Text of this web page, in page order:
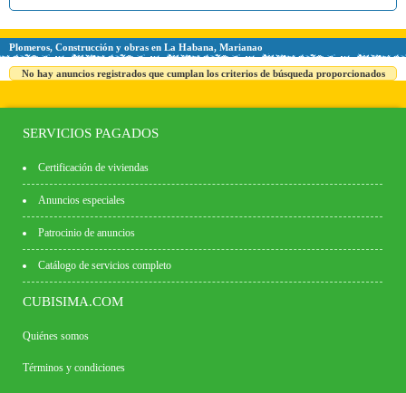
Plomeros, Construcción y obras en La Habana, Marianao
No hay anuncios registrados que cumplan los criterios de búsqueda proporcionados
SERVICIOS PAGADOS
Certificación de viviendas
Anuncios especiales
Patrocinio de anuncios
Catálogo de servicios completo
CUBISIMA.COM
Quiénes somos
Términos y condiciones